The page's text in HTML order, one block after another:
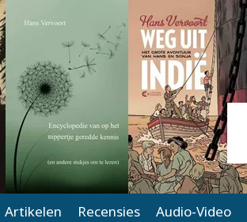
Artikelen Recensies Audio-Video